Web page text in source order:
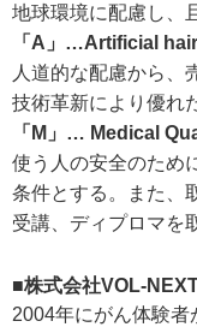
地球環境に配慮し、
「A」…Artificial hair
人道的な配慮から、
技術革新により優れ
「M」… Medical
使う人の安全のため
条件とする。また、
受講、ディプロマを
■株式会社VOL-
2004年にがん体験